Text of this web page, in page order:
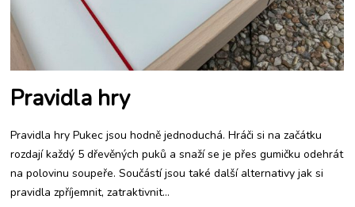
Pravidla hry
Pravidla hry Pukec jsou hodně jednoduchá. Hráči si na začátku
rozdají každý 5 dřevěných puků a snaží se je přes gumičku odehrát
na polovinu soupeře. Součástí jsou také další alternativy jak si
pravidla zpříjemnit, zatraktivnit…